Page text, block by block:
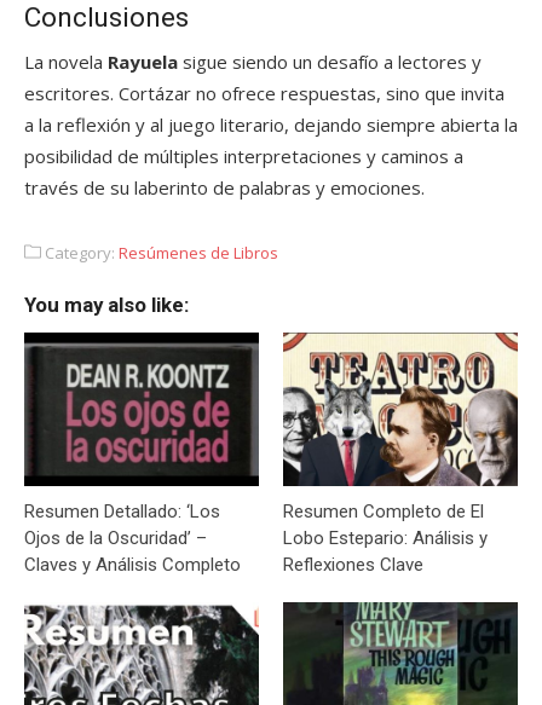
Conclusiones
La novela Rayuela sigue siendo un desafío a lectores y
escritores. Cortázar no ofrece respuestas, sino que invita
a la reflexión y al juego literario, dejando siempre abierta la
posibilidad de múltiples interpretaciones y caminos a
través de su laberinto de palabras y emociones.
Category: Resúmenes de Libros
You may also like:
Resumen Detallado: ‘Los
Ojos de la Oscuridad’ –
Claves y Análisis Completo
Resumen Completo de El
Lobo Estepario: Análisis y
Reflexiones Clave